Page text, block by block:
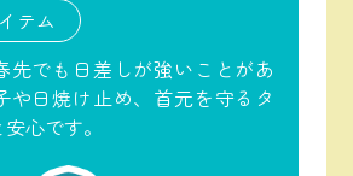
テム
先でも日差しが強いことがあ
や日焼け止め、首元を守るタ
心です。